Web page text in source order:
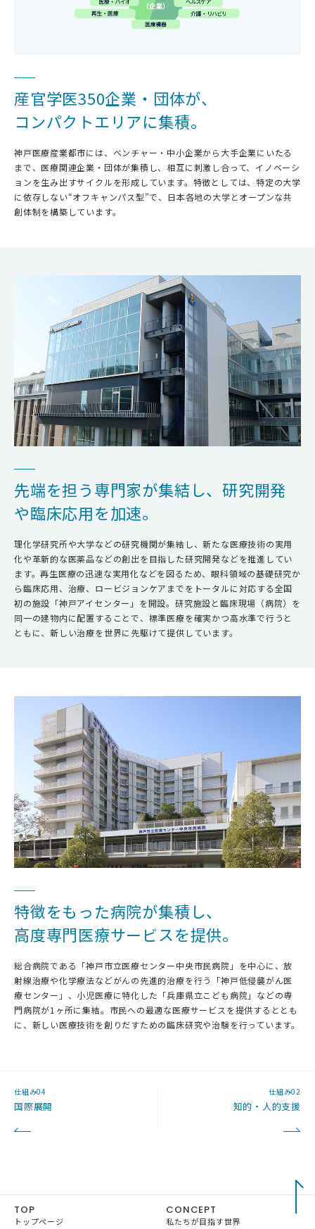
産官学医350企業・団体が、
コンパクトエリアに集積。
神戸医療産業都市には、ベンチャー・中小企業から大手企業にいたる
まで、医療関連企業・団体が集積し、相互に刺激し合って、イノベーシ
ョンを生み出すサイクルを形成しています。特徴としては、特定の大学
に依存しない“オフキャンパス型”で、日本各地の大学とオープンな共
創体制を構築しています。
先端を担う専門家が集結し、研究開発
や臨床応用を加速。
理化学研究所や大学などの研究機関が集結し、新たな医療技術の実用
化や革新的な医薬品などの創出を目指した研究開発などを推進してい
ます。再生医療の迅速な実用化などを図るため、眼科領域の基礎研究か
ら臨床応用、治療、ロービジョンケアまでをトータルに対応する全国
初の施設「神戸アイセンター」を開設。研究施設と臨床現場（病院）を
同一の建物内に配置することで、標準医療を確実かつ高水準で行うと
ともに、新しい治療を世界に先駆けて提供しています。
特徴をもった病院が集積し、
高度専門医療サービスを提供。
総合病院である「神戸市立医療センター中央市民病院」を中心に、放
射線治療や化学療法などがんの先進的治療を行う「神戸低侵襲がん医
療センター」、小児医療に特化した「兵庫県立こども病院」などの専
門病院が1ヶ所に集結。市民への最適な医療サービスを提供するととも
に、新しい医療技術を創りだすための臨床研究や治験を行っています。
仕組み04
国際展開
仕組み02
知的・人的支援
TOP
トップページ
CONCEPT
私たちが目指す世界